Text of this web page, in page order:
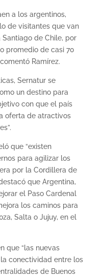
a los argentinos,
de visitantes que van
de Chile, por
promedio de casi 70
Ramírez.
Sernatur se
un destino para
con que el país
oferta de atractivos
que “existen
para agilizar los
por la Cordillera de
que Argentina,
el Paso Cardenal
los caminos para
Salta o Jujuy, en el
que “las nuevas
conectividad entre los
de Buenos